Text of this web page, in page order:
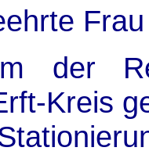
der
Kreis